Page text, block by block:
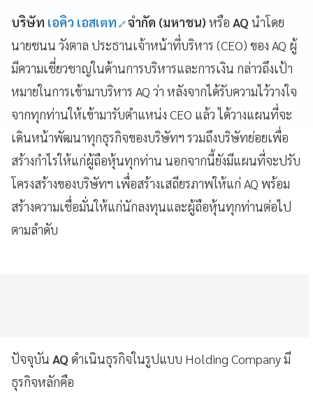
บริษัท เอคิว เอสเตท จำกัด (มหาชน) หรือ AQ นำโดย
นายชนน วังตาล ประธานเจ้าหน้าที่บริหาร (CEO) ของ AQ ผู้
มีความเชี่ยวชาญในด้านการบริหารและการเงิน กล่าวถึงเป้า
หมายในการเข้ามาบริหาร AQ ว่า หลังจากได้รับความไว้วางใจ
จากทุกท่านให้เข้ามารับตำแหน่ง CEO แล้ว ได้วางแผนที่จะ
เดินหน้าพัฒนาทุกธุรกิจของบริษัทฯ รวมถึงบริษัทย่อยเพื่อ
สร้างกำไรให้แก่ผู้ถือหุ้นทุกท่าน นอกจากนี้ยังมีแผนที่จะปรับ
โครงสร้างของบริษัทฯ เพื่อสร้างเสถียรภาพให้แก่ AQ พร้อม
สร้างความเชื่อมั่นให้แก่นักลงทุนและผู้ถือหุ้นทุกท่านต่อไป
ตามลำดับ
ปัจจุบัน AQ ดำเนินธุรกิจในรูปแบบ Holding Company มี
ธุรกิจหลักคือ